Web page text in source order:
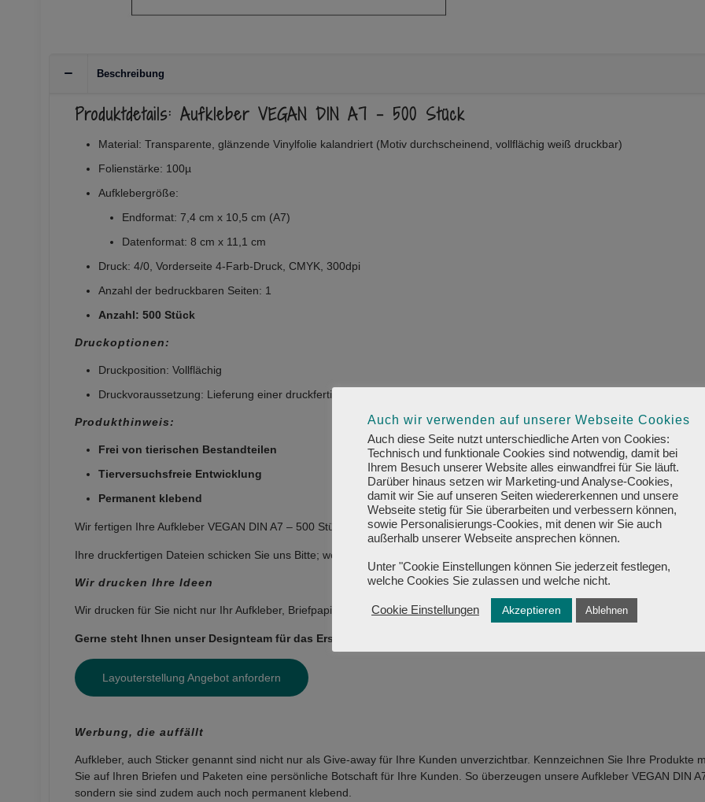
Beschreibung
Produktdetails: Aufkleber VEGAN DIN A7 – 500 Stück
Material: Transparente, glänzende Vinylfolie kalandriert (Motiv durchscheinend, vollflächig weiß druckbar)
Folienstärke: 100µ
Aufklebergröße:
Endformat: 7,4 cm x 10,5 cm (A7)
Datenformat: 8 cm x 11,1 cm
Druck: 4/0, Vorderseite 4-Farb-Druck, CMYK, 300dpi
Anzahl der bedruckbaren Seiten: 1
Anzahl: 500 Stück
Druckoptionen:
Druckposition: Vollflächig
Druckvoraussetzung: Lieferung einer druckfertigen Datei
Produkthinweis:
Frei von tierischen Bestandteilen
Tierversuchsfreie Entwicklung
Permanent klebend
Wir fertigen Ihre Aufkleber VEGAN DIN A7 – 500 Stück exklusiv für Sie nach der Druckfreigabe.
Ihre druckfertigen Dateien schicken Sie uns Bitte; wenn möglich als Vektordatei per E-Mail an mail@weyhe-werbung.de oder
Wir drucken Ihre Ideen
Wir drucken für Sie nicht nur Ihr Aufkleber, Briefpapier, Visitenkarten oder Blöcke mit Ihrem Logo. Auf Wunsch erstellen wir für
Gerne steht Ihnen unser Designteam für das Erstellen eines druckfähigen Layouts zur Verfügung. Preise für die
Layouterstellung Angebot anfordern
Werbung, die auffällt
Aufkleber, auch Sticker genannt sind nicht nur als Give-away für Ihre Kunden unverzichtbar. Kennzeichnen Sie Ihre Produkte
Sie auf Ihren Briefen und Paketen eine persönliche Botschaft für Ihre Kunden. So überzeugen unsere Aufkleber VEGAN DIN
sondern sie sind zudem auch noch permanent klebend.
Auch wir verwenden auf unserer Webseite Cookies
Auch diese Seite nutzt unterschiedliche Arten von Cookies:
Technisch und funktionale Cookies sind notwendig, damit bei
Ihrem Besuch unserer Website alles einwandfrei für Sie läuft.
Darüber hinaus setzen wir Marketing-und Analyse-Cookies,
damit wir Sie auf unseren Seiten wiedererkennen und unsere
Webseite stetig für Sie überarbeiten und verbessern können,
sowie Personalisierungs-Cookies, mit denen wir Sie auch
außerhalb unserer Webseite ansprechen können.
Unter "Cookie Einstellungen können Sie jederzeit festlegen,
welche Cookies Sie zulassen und welche nicht.
Cookie Einstellungen Akzeptieren Ablehnen